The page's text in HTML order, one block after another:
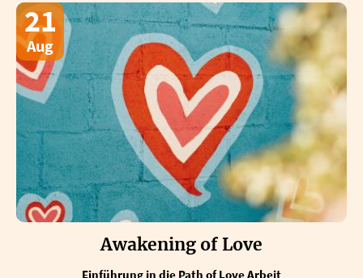
21
Aug
Awakening of Love
Einführung in die Path of Love Arbeit